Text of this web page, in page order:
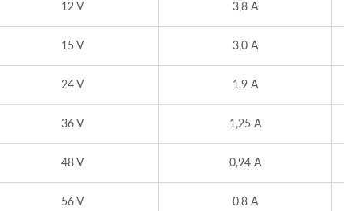
12 V 3,8 A
15 V 3,0 A
24 V 1,9 A
36 V 1,25 A
48 V 0,94 A
56 V 0,8 A
Transformador De Potência